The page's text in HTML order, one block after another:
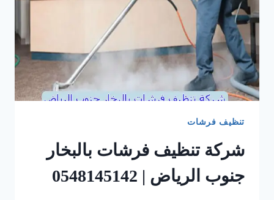
تنظيف فرشات
شركة تنظيف فرشات بالبخار
جنوب الرياض | 0548145142